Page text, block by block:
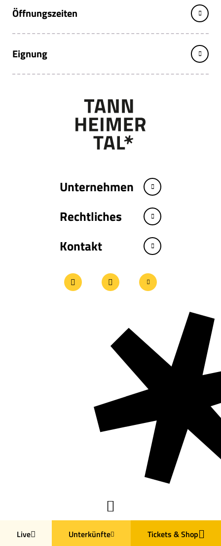
Öffnungszeiten
Eignung
Unternehmen
Rechtliches
Kontakt
Live Unterkünfte Tickets & Shop